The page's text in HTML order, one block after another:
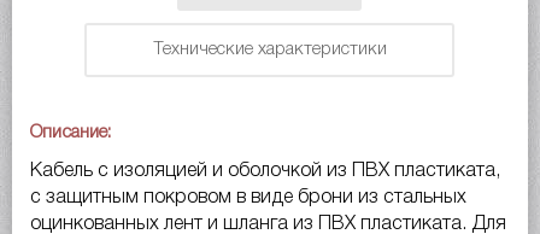
Технические характеристики
Описание:
Кабель с изоляцией и оболочкой из ПВХ пластиката,
с защитным покровом в виде брони из стальных
оцинкованных лент и шланга из ПВХ пластиката. Для